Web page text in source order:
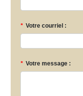
* Votre courriel :
* Votre message :